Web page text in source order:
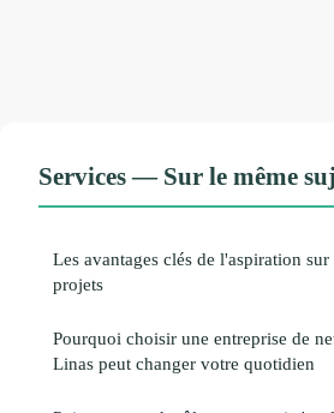
Services — Sur le même
Les avantages clés de l'aspiration
projets
Pourquoi choisir une entreprise de
Linas peut changer votre quotidien